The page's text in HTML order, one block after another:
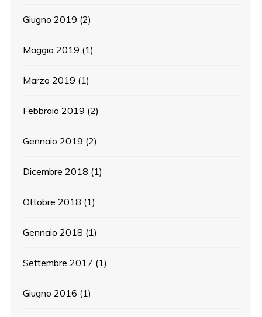
Giugno 2019 (2)
Maggio 2019 (1)
Marzo 2019 (1)
Febbraio 2019 (2)
Gennaio 2019 (2)
Dicembre 2018 (1)
Ottobre 2018 (1)
Gennaio 2018 (1)
Settembre 2017 (1)
Giugno 2016 (1)